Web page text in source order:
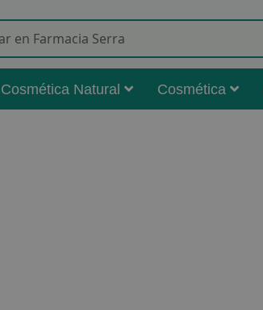
Cosmética Natural Cosmética